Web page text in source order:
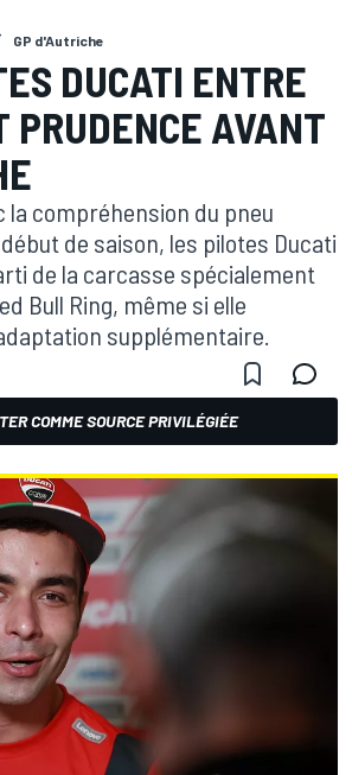
GP d'Autriche
DUCATI ENTRE
PRUDENCE AVANT
la compréhension du pneu
de saison, les pilotes Ducati
de la carcasse spécialement
Bull Ring, même si elle
supplémentaire.
COMME SOURCE PRIVILÉGIÉE